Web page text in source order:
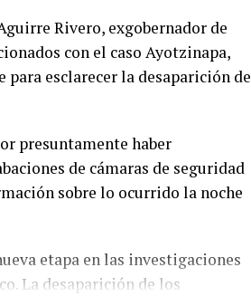
Rivero, exgobernador de
con el caso Ayotzinapa,
esclarecer la desaparición de
presuntamente haber
de cámaras de seguridad
sobre lo ocurrido la noche
etapa en las investigaciones
La desaparición de los